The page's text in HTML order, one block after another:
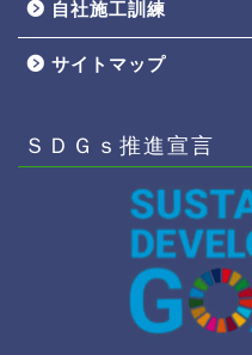
自社施工訓練
サイトマップ
ＳＤＧｓ推進宣言